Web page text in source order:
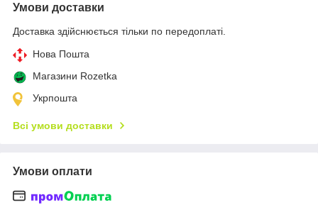
Умови доставки
Доставка здійснюється тільки по передоплаті.
Нова Пошта
Магазини Rozetka
Укрпошта
Всі умови доставки
Умови оплати